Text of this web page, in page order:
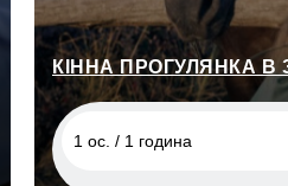
КІННА ПРОГУЛЯНКА В
1 ос. / 1 година